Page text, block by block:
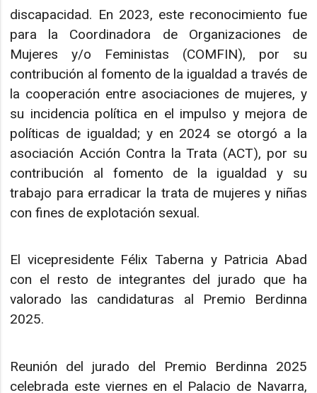
discapacidad. En 2023, este reconocimiento fue
para la Coordinadora de Organizaciones de
Mujeres y/o Feministas (COMFIN), por su
contribución al fomento de la igualdad a través de
la cooperación entre asociaciones de mujeres, y
su incidencia política en el impulso y mejora de
políticas de igualdad; y en 2024 se otorgó a la
asociación Acción Contra la Trata (ACT), por su
contribución al fomento de la igualdad y su
trabajo para erradicar la trata de mujeres y niñas
con fines de explotación sexual.
El vicepresidente Félix Taberna y Patricia Abad
con el resto de integrantes del jurado que ha
valorado las candidaturas al Premio Berdinna
2025.
Reunión del jurado del Premio Berdinna 2025
celebrada este viernes en el Palacio de Navarra,